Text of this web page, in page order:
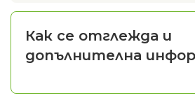
Как се отглежда и
допълнителна